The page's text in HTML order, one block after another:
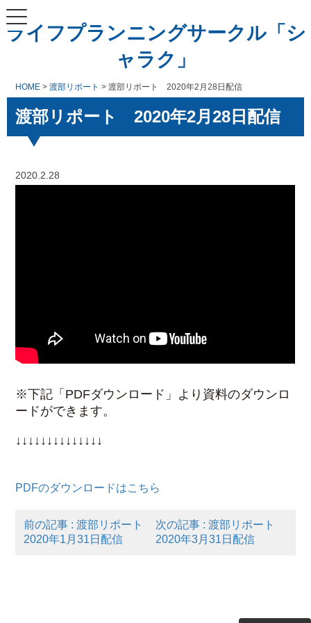
ライフプランニングサークル「シ
ャラク」
HOME >渡部リポート > 渡部リポート 2020年2月28日配信
渡部リポート 2020年2月28日配信
2020.2.28
※下記「PDFダウンロード」より資料のダウンロ
ードができます。
↓↓↓↓↓↓↓↓↓↓↓↓↓↓
PDFのダウンロードはこちら
前の記事 : 渡部リポート
2020年1月31日配信
次の記事 : 渡部リポート
2020年3月31日配信